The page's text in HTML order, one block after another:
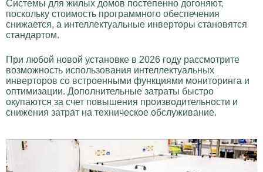
Системы для жилых домов постепенно догоняют,
поскольку стоимость программного обеспечения
снижается, а интеллектуальные инверторы становятся
стандартом.
При любой новой установке в 2026 году рассмотрите
возможность использования интеллектуальных
инверторов со встроенными функциями мониторинга и
оптимизации. Дополнительные затраты быстро
окупаются за счет повышения производительности и
снижения затрат на техническое обслуживание.